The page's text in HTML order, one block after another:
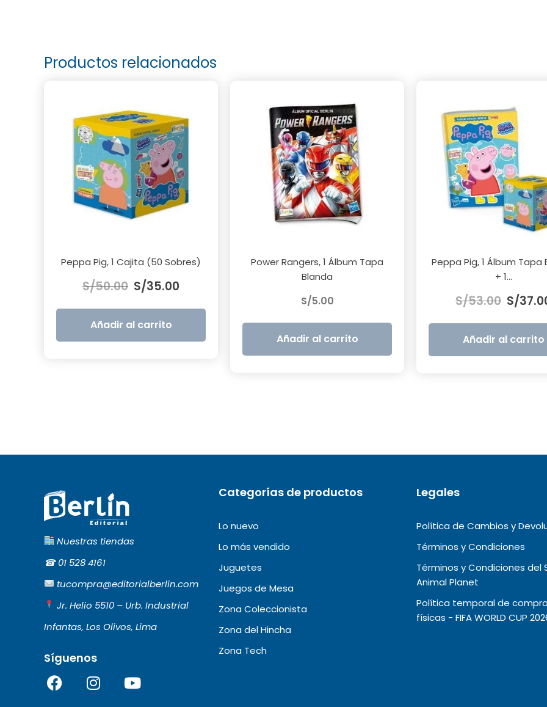
Productos relacionados
Peppa Pig, 1 Cajita (50 Sobres)
S/50.00 precio
original
era:
S/35.00
actual
S/35.00.
Añadir al carrito
Power Rangers, 1 Álbum Tapa
Blanda
S/5.00
Añadir al carrito
Peppa Pig, 1 Álbum Tapa
+ 1...
S/53.00 precio
original
era:
S/
Añadir al carrito
Nuestras tiendas
☎︎01 528 4161
tucompra@editorialberlin.com
Jr. Helio 5510 – Urb. Industrial
Infantas, Los Olivos, Lima
Síguenos
F
a
I
n
Y
o
Categorías de productos
Lo nuevo
Lo más vendido
Juguetes
Juegos de Mesa
Zona Coleccionista
Zona del Hincha
Zona Tech
Legales
Política de Cambios y
Términos y Condiciones
Términos y Condiciones del
Animal Planet
Política temporal de
físicas - FIFA WORLD CUP